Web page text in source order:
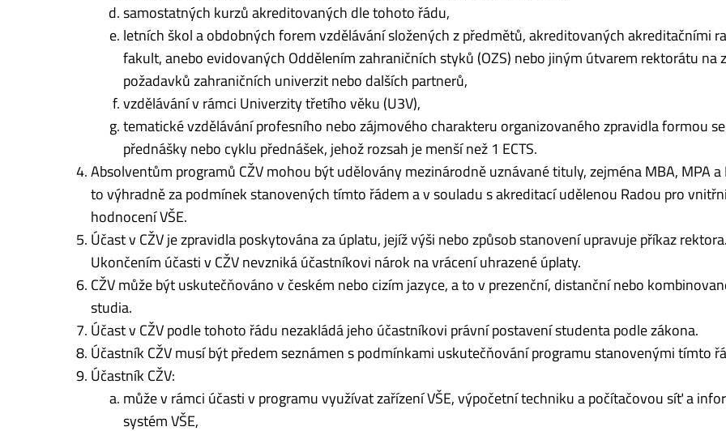
samostatných kurzů akreditovaných dle tohoto řádu,
letních škol a obdobných forem vzdělávání složených z předmětů, akreditovaných akreditačními
fakult, anebo evidovaných Oddělením zahraničních styků (OZS) nebo jiným útvarem rektorátu na
požadavků zahraničních univerzit nebo dalších partnerů,
vzdělávání v rámci Univerzity třetího věku (U3V),
tematické vzdělávání profesního nebo zájmového charakteru organizovaného zpravidla formou
přednášky nebo cyklu přednášek, jehož rozsah je menší než 1 ECTS.
Absolventům programů CŽV mohou být udělovány mezinárodně uznávané tituly, zejména MBA, MPA a
to výhradně za podmínek stanovených tímto řádem a v souladu s akreditací udělenou Radou pro
hodnocení VŠE.
Účast v CŽV je zpravidla poskytována za úplatu, jejíž výši nebo způsob stanovení upravuje příkaz rektora.
Ukončením účasti v CŽV nevzniká účastníkovi nárok na vrácení uhrazené úplaty.
CŽV může být uskutečňováno v českém nebo cizím jazyce, a to v prezenční, distanční nebo
studia.
Účast v CŽV podle tohoto řádu nezakládá jeho účastníkovi právní postavení studenta podle zákona.
Účastník CŽV musí být předem seznámen s podmínkami uskutečňování programu stanovenými tímto
Účastník CŽV:
může v rámci účasti v programu využívat zařízení VŠE, výpočetní techniku a počítačovou síť a
systém VŠE,